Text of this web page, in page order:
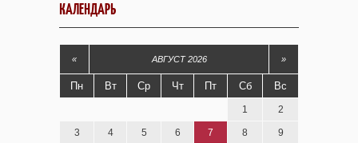
КАЛЕНДАРЬ
« АВГУСТ 2026 »
Пн Вт Ср Чт Пт Сб Вс
1 2
3 4 5 6 7 8 9